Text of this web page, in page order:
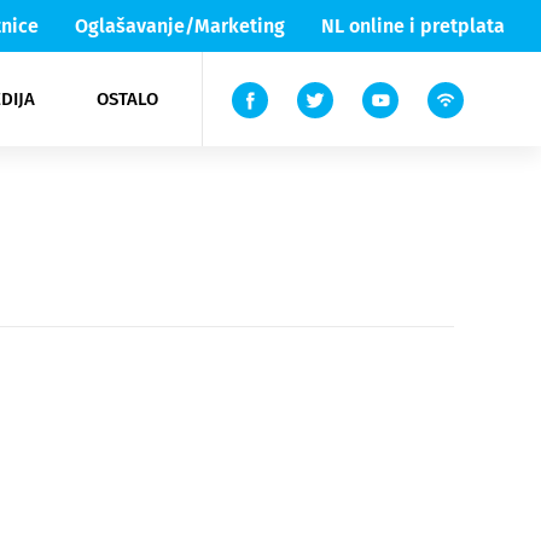
Oglašavanje/Marketing NL online i pretplata
OSTALO
Lika & Senj
TV